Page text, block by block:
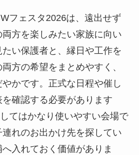
フェスタ2026は、遠出せず
方を楽しみたい家族に向い
い保護者と、縁日や工作を
方の希望をまとめやすく、
かです。正式な日程や催し
確認する必要があります
てはかなり使いやすい会場で
れのお出かけ先を探してい
入れておく価値がありま